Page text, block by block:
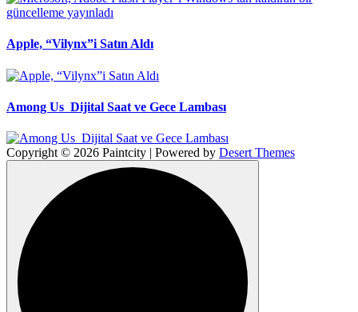
Apple, “Vilynx”i Satın Aldı
Among Us Dijital Saat ve Gece Lambası
Copyright © 2026 Paintcity | Powered by Desert Themes